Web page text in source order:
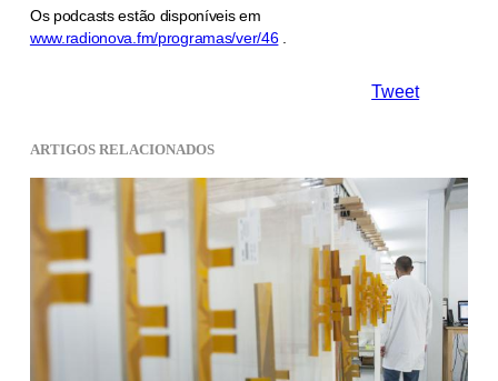
Os podcasts estão disponíveis em
www.radionova.fm/programas/ver/46.
Tweet
ARTIGOS RELACIONADOS